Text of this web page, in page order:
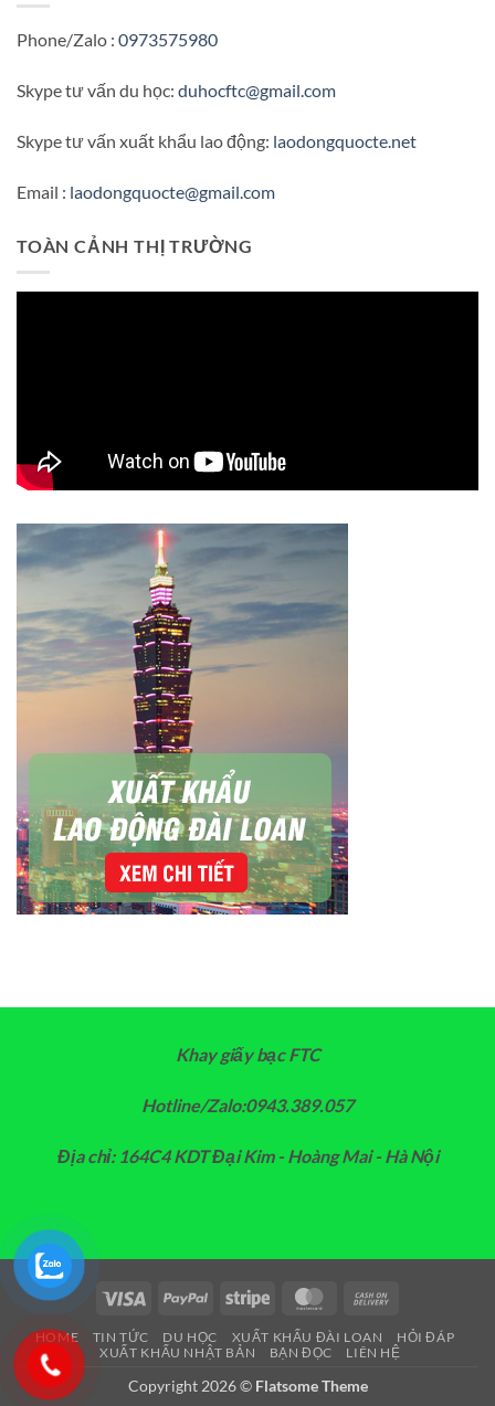
Phone/Zalo : 0973575980
Skype tư vấn du học: duhocftc@gmail.com
Skype tư vấn xuất khẩu lao động: laodongquocte.net
Email : laodongquocte@gmail.com
TOÀN CẢNH THỊ TRƯỜNG
Khay giấy bạc FTC
Hotline/Zalo:0943.389.057
Địa chỉ: 164C4 KDT Đại Kim - Hoàng Mai - Hà Nội
Visa PayPal Stripe MasterCard
Delivery
HOME TIN TỨC DU HỌC XUẤT KHẨU ĐÀI LOAN
HỎI ĐÁP
XUẤT KHẨU NHẬT BẢN
BẠN ĐỌC LIÊN HỆ
Copyright 2026 © Flatsome Theme